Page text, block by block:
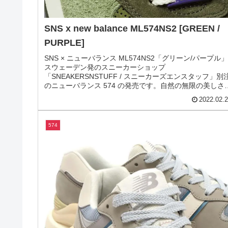
SNS x new balance ML574NS2 [GREEN /
PURPLE]
SNS × ニューバランス ML574NS2「グリーン/パープル」
スウェーデン発のスニーカーショップ